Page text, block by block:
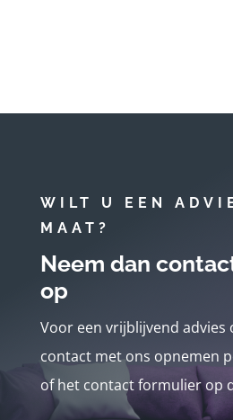
WILT U EEN
MAAT?
Neem dan
op
Voor een vrijblijvend
contact met ons opnemen
of het contact formulier op